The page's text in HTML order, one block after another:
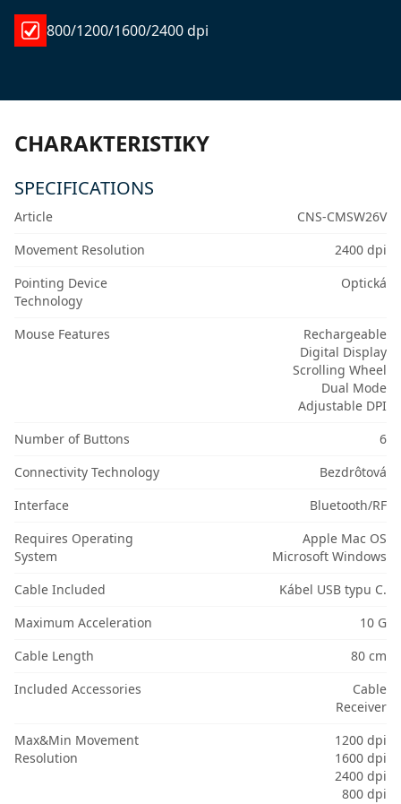
800/1200/1600/2400 dpi
CHARAKTERISTIKY
SPECIFICATIONS
Article
CNS-CMSW26V
Movement Resolution
2400 dpi
Pointing Device
Technology
Optická
Mouse Features
Rechargeable
Digital Display
Scrolling Wheel
Dual Mode
Adjustable DPI
Number of Buttons
6
Connectivity Technology
Bezdrôtová
Interface
Bluetooth/RF
Requires Operating
System
Apple Mac OS
Microsoft Windows
Cable Included
Kábel USB typu C.
Maximum Acceleration
10 G
Cable Length
80 cm
Included Accessories
Cable
Receiver
Max&Min Movement
Resolution
1200 dpi
1600 dpi
2400 dpi
800 dpi